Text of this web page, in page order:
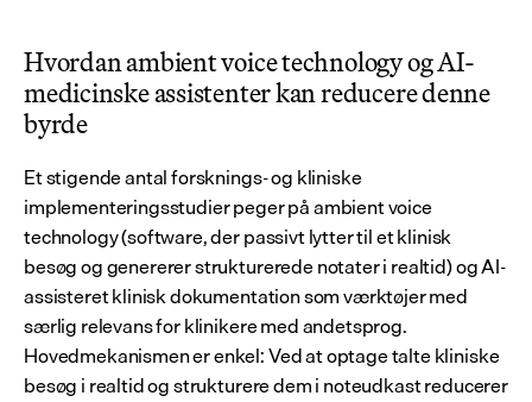
Hvordan ambient voice technology og AI-
medicinske assistenter kan reducere denne
byrde
Et stigende antal forsknings- og kliniske
implementeringsstudier peger på ambient voice
technology (software, der passivt lytter til et klinisk
besøg og genererer strukturerede notater i realtid) og AI-
assisteret klinisk dokumentation som værktøjer med
særlig relevans for klinikere med andetsprog.
Hovedmekanismen er enkel: Ved at optage talte kliniske
besøg i realtid og strukturere dem i noteudkast reducerer